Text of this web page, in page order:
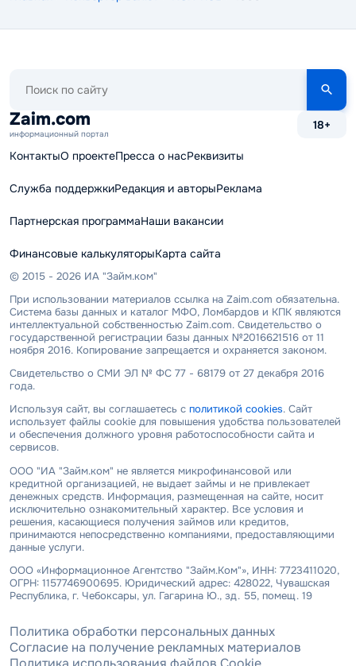
сайту
Zaim.com
информационный портал
18+
КонтактыО проектеПресса о насРеквизиты
Служба поддержкиРедакция и авторыРеклама
Партнерская программаНаши вакансии
Финансовые калькуляторыКарта сайта
© 2015 - 2026 ИА "Займ.ком"
При использовании материалов ссылка на Zaim.com обязательна.
Система базы данных и каталог МФО, Ломбардов и КПК являются
интеллектуальной собственностью Zaim.com. Свидетельство о
государственной регистрации базы данных №2016621516 от 11
ноября 2016. Копирование запрещается и охраняется законом.
Свидетельство о СМИ ЭЛ № ФС 77 - 68179 от 27 декабря 2016
года.
Используя сайт, вы соглашаетесь с политикой cookies. Сайт
использует файлы cookie для повышения удобства пользователей
и обеспечения должного уровня работоспособности сайта и
сервисов.
ООО "ИА "Займ.ком" не является микрофинансовой или
кредитной организацией, не выдает займы и не привлекает
денежных средств. Информация, размещенная на сайте, носит
исключительно ознакомительный характер. Все условия и
решения, касающиеся получения займов или кредитов,
принимаются непосредственно компаниями, предоставляющими
данные услуги.
ООО «Информационное Агентство "Займ.Ком"», ИНН: 7723411020,
ОГРН: 1157746900695. Юридический адрес: 428022, Чувашская
Республика, г. Чебоксары, ул. Гагарина Ю., зд. 55, помещ. 19
Политика обработки персональных данных
Согласие на получение рекламных материалов